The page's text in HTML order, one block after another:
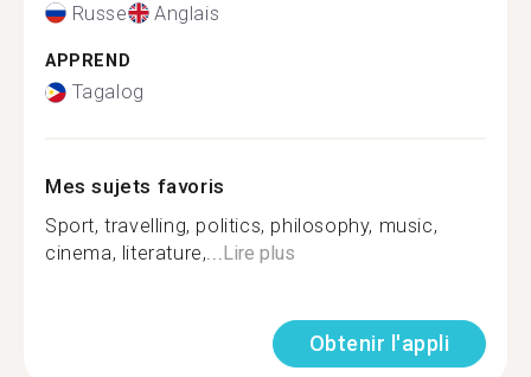
Russe Anglais
APPREND
Tagalog
Mes sujets favoris
Sport, travelling, politics, philosophy, music,
cinema, literature,...Lire plus
Obtenir l'appli